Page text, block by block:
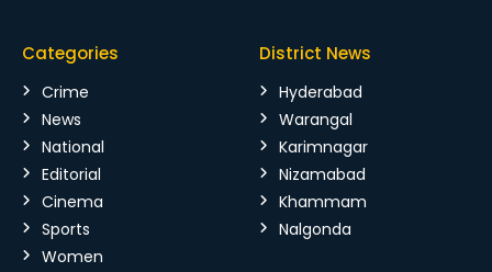
Categories
Crime
News
National
Editorial
Cinema
Sports
Women
District News
Hyderabad
Warangal
Karimnagar
Nizamabad
Khammam
Nalgonda